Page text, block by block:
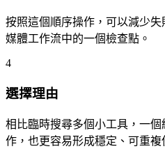
按照這個順序操作，可以減少
媒體工作流中的一個檢查點。
4
選擇理由
相比臨時搜尋多個小工具，一
作，也更容易形成穩定、可重複